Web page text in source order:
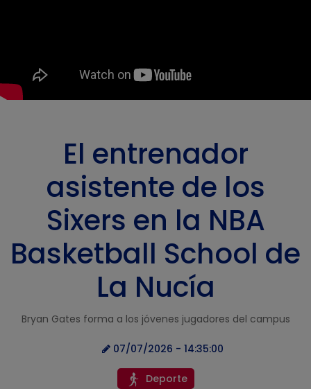
El entrenador
asistente de los
Sixers en la NBA
Basketball School de
La Nucía
Bryan Gates forma a los jóvenes jugadores del campus
07/07/2026 - 14:35:00
Deporte